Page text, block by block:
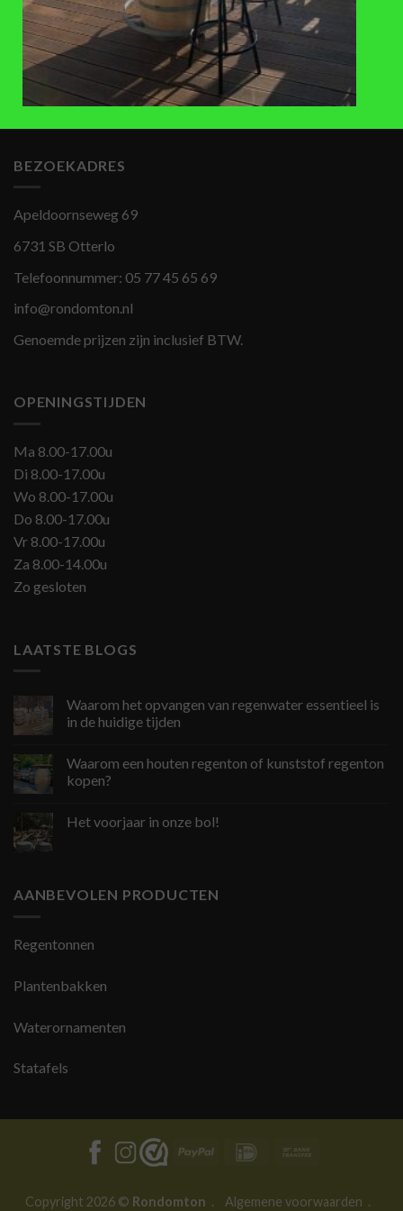
ACCESSOIRES
Kunststof regentonvulautomaat
(diameter 70-80 mm)
14,50
ACCESSOIRES
Regenton overloopbuisje van
koper
€ 12,50
BEZOEKADRES
Apeldoornseweg 69
6731 SB Otterlo
Telefoonnummer: 05 77 45 65 69
info@rondomton.nl
Genoemde prijzen zijn inclusief BTW.
OPENINGSTIJDEN
Ma 8.00-17.00u
Di 8.00-17.00u
Wo 8.00-17.00u
Do 8.00-17.00u
Vr 8.00-17.00u
Za 8.00-14.00u
Zo gesloten
LAATSTE BLOGS
Waarom het opvangen van regenwater essentieel is
in de huidige tijden
Waarom een houten regenton of kunststof regenton
kopen?
Het voorjaar in onze bol!
AANBEVOLEN PRODUCTEN
Regentonnen
Plantenbakken
Waterornamenten
Statafels
PayPal IDeal
Copyright 2026 © Rondomton . Algemene voorwaarden .